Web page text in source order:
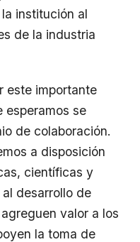
institución al
de la industria
este importante
esperamos se
de colaboración.
a disposición
científicas y
desarrollo de
valor a los
la toma de